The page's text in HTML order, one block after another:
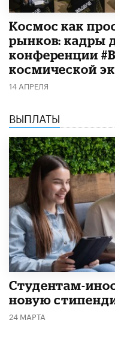
Космос как
рынков: кадры
конференции
космической
14 АПРЕЛЯ
ВЫПЛАТЫ
Студентам-
новую
24 МАРТА